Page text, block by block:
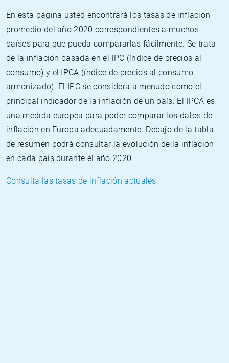
En esta página usted encontrará los tasas de inflación
promedio del año 2020 correspondientes a muchos
países para que pueda compararlas fácilmente. Se trata
de la inflación basada en el IPC (índice de precios al
consumo) y el IPCA (índice de precios al consumo
armonizado). El IPC se considera a menudo como el
principal indicador de la inflación de un país. El IPCA es
una medida europea para poder comparar los datos de
inflación en Europa adecuadamente. Debajo de la tabla
de resumen podrá consultar la evolución de la inflación
en cada país durante el año 2020.
Consulta las tasas de inflación actuales